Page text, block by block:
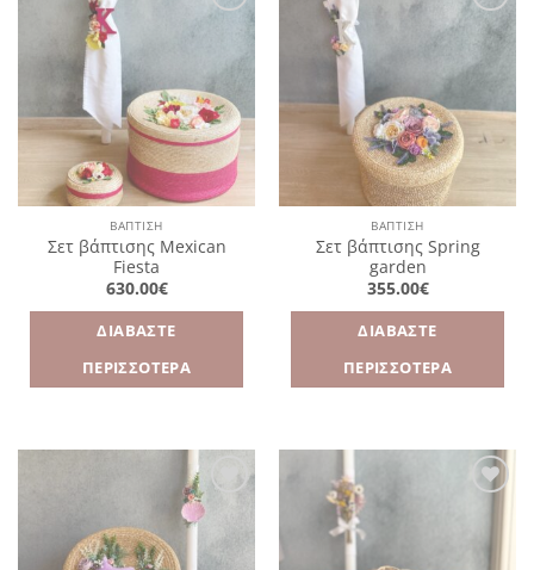
επιθυμιών
ΒΑΠΤΙΣΗ
Σετ βάπτισης Mexican
Fiesta
630.00€
ΔΙΑΒΆΣΤΕ
ΠΕΡΙΣΣΌΤΕΡΑ
Πρόσθήκη
λίστα
επιθυμιών
ΒΑΠΤΙΣΗ
Σετ βάπτισης Spring
garden
355.00€
ΔΙΑΒΆΣΤΕ
ΠΕΡΙΣΣΌΤΕΡΑ
Πρόσθήκη
στην
λίστα
επιθυμιών